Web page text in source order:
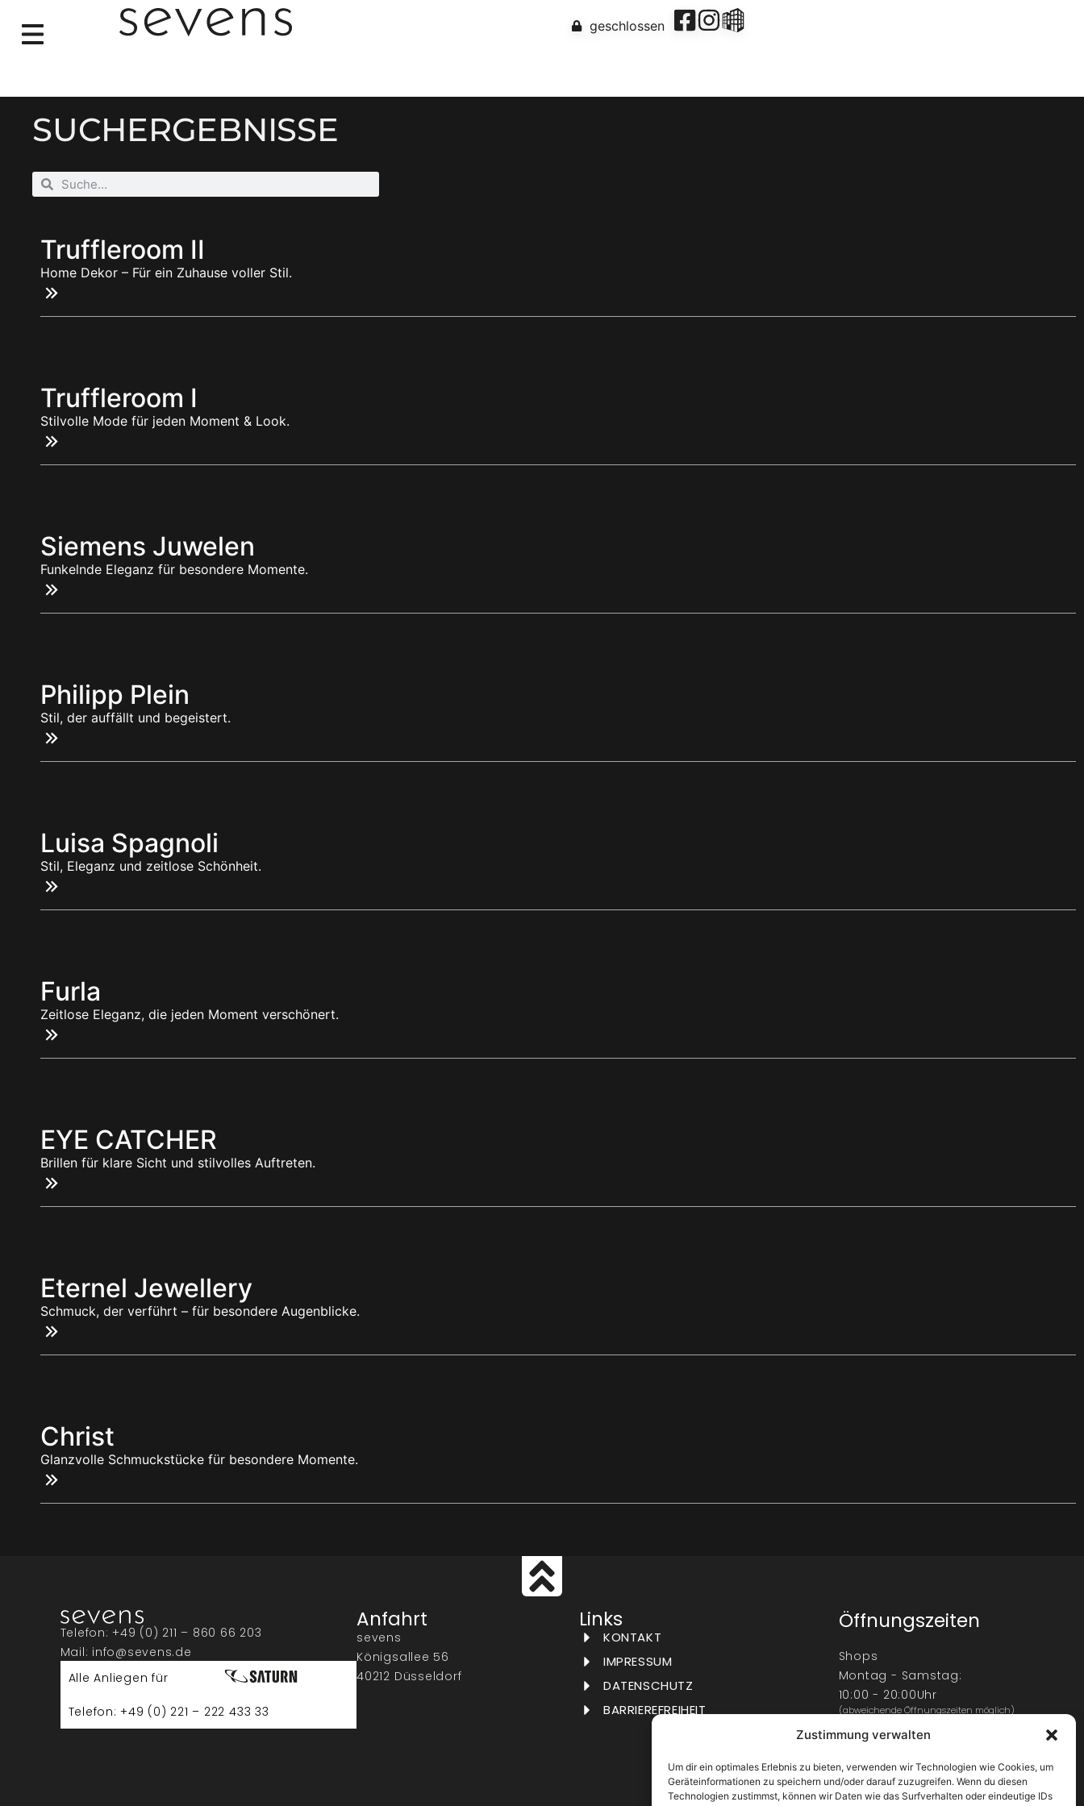
Zustimmung verwalten
Um dir ein optimales Erlebnis zu bieten, verwenden wir Technologien wie Cookies, um
Geräteinformationen zu speichern und/oder darauf zuzugreifen. Wenn du diesen
Technologien zustimmst, können wir Daten wie das Surfverhalten oder eindeutige IDs
Schmuck | Accessoires – sevens geschlossen
SUCHERGEBNISSE
Truffleroom II
Home Dekor – Für ein Zuhause voller Stil.
Truffleroom I
Stilvolle Mode für jeden Moment & Look.
Siemens Juwelen
Funkelnde Eleganz für besondere Momente.
Philipp Plein
Stil, der auffällt und begeistert.
Luisa Spagnoli
Stil, Eleganz und zeitlose Schönheit.
Furla
Zeitlose Eleganz, die jeden Moment verschönert.
EYE CATCHER
Brillen für klare Sicht und stilvolles Auftreten.
Eternel Jewellery
Schmuck, der verführt – für besondere Augenblicke.
Christ
Glanzvolle Schmuckstücke für besondere Momente.
Telefon: +49 (0) 211 – 860 66 203
Mail: info@sevens.de
Alle Anliegen für
Telefon: +49 (0) 221 – 222 433 33
Anfahrt
sevens
Königsallee 56
40212 Düsseldorf
Links
KONTAKT
IMPRESSUM
DATENSCHUTZ
BARRIEREFREIHEIT
Öffnungszeiten
Shops
Montag - Samstag:
10:00 - 20:00Uhr
(abweichende Öffnungszeiten möglich)
Center
9:00 - 22:00Uhr
Sonntag